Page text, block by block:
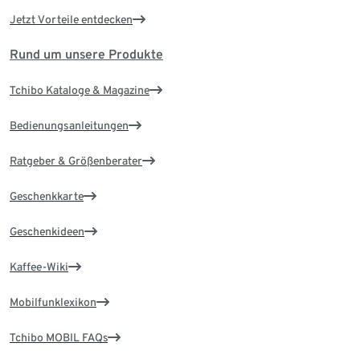
Jetzt Vorteile entdecken
Rund um unsere Produkte
Tchibo Kataloge & Magazine
Bedienungsanleitungen
Ratgeber & Größenberater
Geschenkkarte
Geschenkideen
Kaffee-Wiki
Mobilfunklexikon
Tchibo MOBIL FAQs